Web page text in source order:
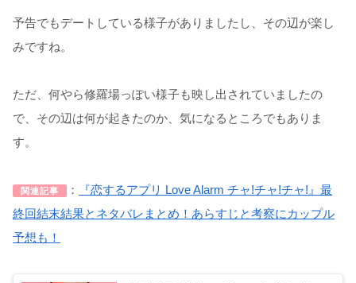
予告でもデートしている様子がありましたし、その辺が楽し
みですね。
ただ、何やら修羅場っぽい様子も映し出されていましたの
で、その辺は何が起きたのか、気になるところでもありま
す。
関連記事 ：
『恋するアプリ Love Alarm チャ!チャ!チャ!』最
終回結末結果とネタバレまとめ！あらすじと考察にカップル
予想も！